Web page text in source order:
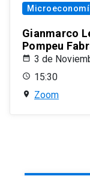
Gianmarco
Pompeu
3 de
15:30
Zoom